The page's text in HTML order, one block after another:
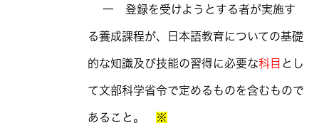
一 登録を受けようとする者が実施す
る養成課程が、日本語教育についての基礎
的な知識及び技能の習得に必要な科目 とし
て文部科学省令で定めるものを含むもので
あること。 ※